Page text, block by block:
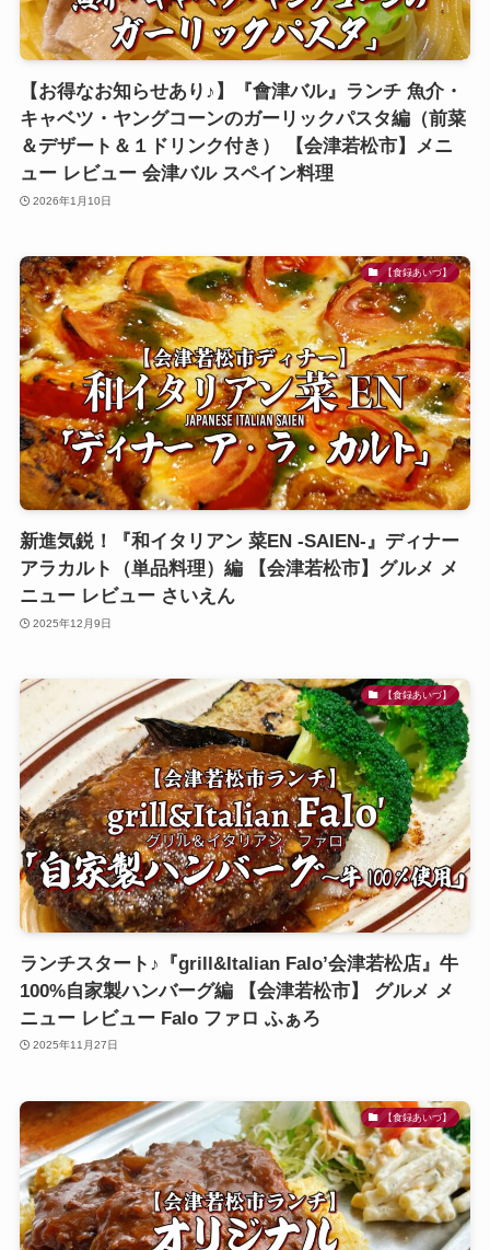
【お得なお知らせあり♪】『會津バル』ランチ 魚介・
キャベツ・ヤングコーンのガーリックパスタ編（前菜
＆デザート＆１ドリンク付き） 【会津若松市】メニ
ュー レビュー 会津バル スペイン料理
2026年1月10日
【食録あいづ】
新進気鋭！『和イタリアン 菜EN -SAIEN-』ディナー
アラカルト（単品料理）編 【会津若松市】グルメ メ
ニュー レビュー さいえん
2025年12月9日
【食録あいづ】
ランチスタート♪『grill&Italian Falo’会津若松店』牛
100%自家製ハンバーグ編 【会津若松市】 グルメ メ
ニュー レビュー Falo ファロ ふぁろ
2025年11月27日
【食録あいづ】